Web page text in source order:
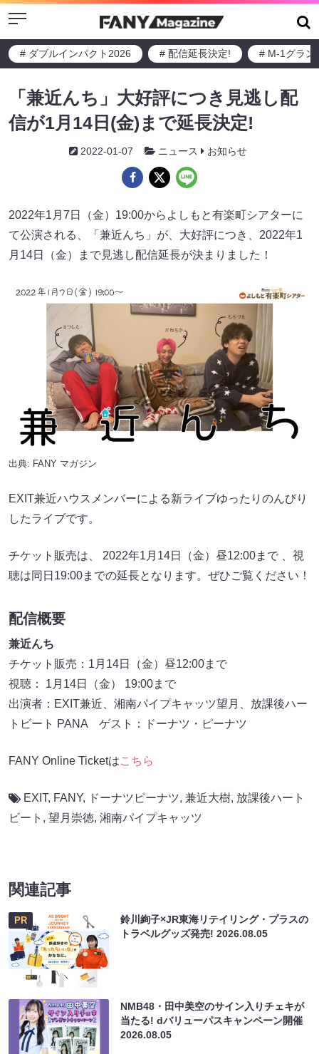
Menu
# ダブルインパクト2026 # 配信延長決定! # M-1グラン
「兼近んち」大好評につき見逃し配
信が1月14日(金)まで延長決定!
2022-01-07 ニュース お知らせ
2022年1月7日（金）19:00からよしもと有楽町シアターに
て公演される、「兼近んち」が、大好評につき、2022年1
月14日（金）まで見逃し配信延長が決まりました！
出典: FANY マガジン
EXIT兼近ハウスメンバーによる新ライブゆったりのんびり
したライブです。
チケット販売は、 2022年1月14日（金）昼12:00まで 、視
聴は同日19:00までの延長となります。ぜひご覧ください！
配信概要
兼近んち
チケット販売：1月14日（金）昼12:00まで
視聴： 1月14日（金） 19:00まで
出演者：EXIT兼近、湘南パイプキャッツ望月、放課後ハー
トビート PANA ゲスト：ドーナツ・ピーナツ
FANY Online Ticketはこちら
EXIT, FANY, ドーナツピーナツ, 兼近大樹, 放課後ハート
ビート , 望月崇徳, 湘南パイプキャッツ
関連記事
PR
鈴川絢子×JR東海リテイリング・プラスの
トラベルグッズ発売!2026.08.05
NMB48・田中美空のサイン入りチェキが
当たる! dバリューパスキャンペーン開催
2026.08.05